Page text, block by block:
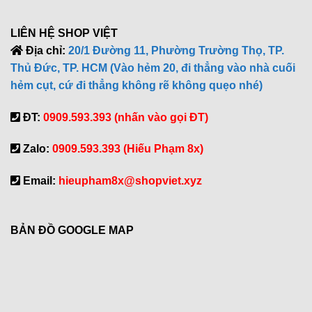
LIÊN HỆ SHOP VIỆT
Địa chỉ: 20/1 Đường 11, Phường Trường Thọ, TP.
Thủ Đức, TP. HCM (Vào hẻm 20, đi thẳng vào nhà cuối
hẻm cụt, cứ đi thẳng không rẽ không quẹo nhé)
ĐT: 0909.593.393 (nhấn vào gọi ĐT)
Zalo: 0909.593.393 (Hiếu Phạm 8x)
Email: hieupham8x@shopviet.xyz
BẢN ĐỒ GOOGLE MAP